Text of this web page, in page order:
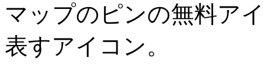
マップのピンの無料ア
表すアイコン。